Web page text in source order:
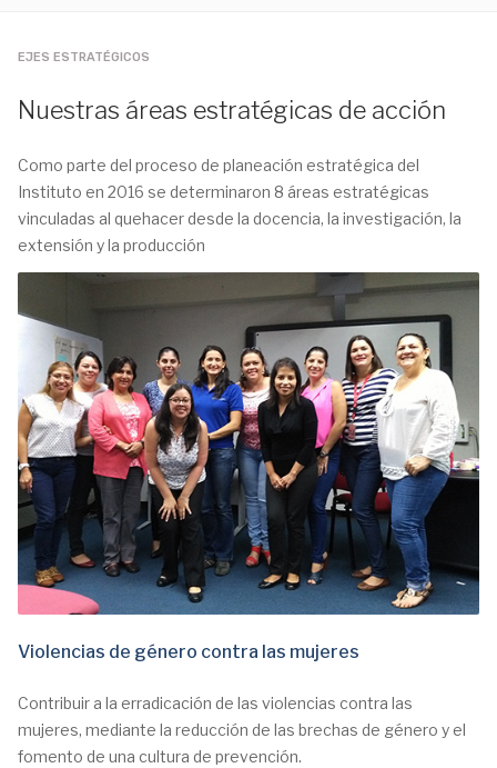
EJES ESTRATÉGICOS
Nuestras áreas estratégicas de acción
Como parte del proceso de planeación estratégica del
Instituto en 2016 se determinaron 8 áreas estratégicas
vinculadas al quehacer desde la docencia, la investigación, la
extensión y la producción
Violencias de género contra las mujeres
Contribuir a la erradicación de las violencias contra las
mujeres, mediante la reducción de las brechas de género y el
fomento de una cultura de prevención.